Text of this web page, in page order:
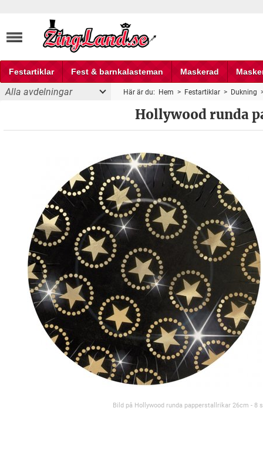
Festartiklar Fest & barnkalasteman Maskerad
Fest och partyprylar
Alla avdelningar Här är du: Hem > Festartiklar > Dukning
Hollywood runda
Bild på Hollywood runda papperstallrikar 26cm - 8